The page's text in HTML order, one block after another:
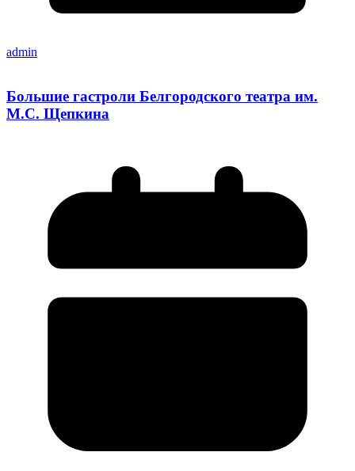
admin
Большие гастроли Белгородского театра им.
М.С. Щепкина